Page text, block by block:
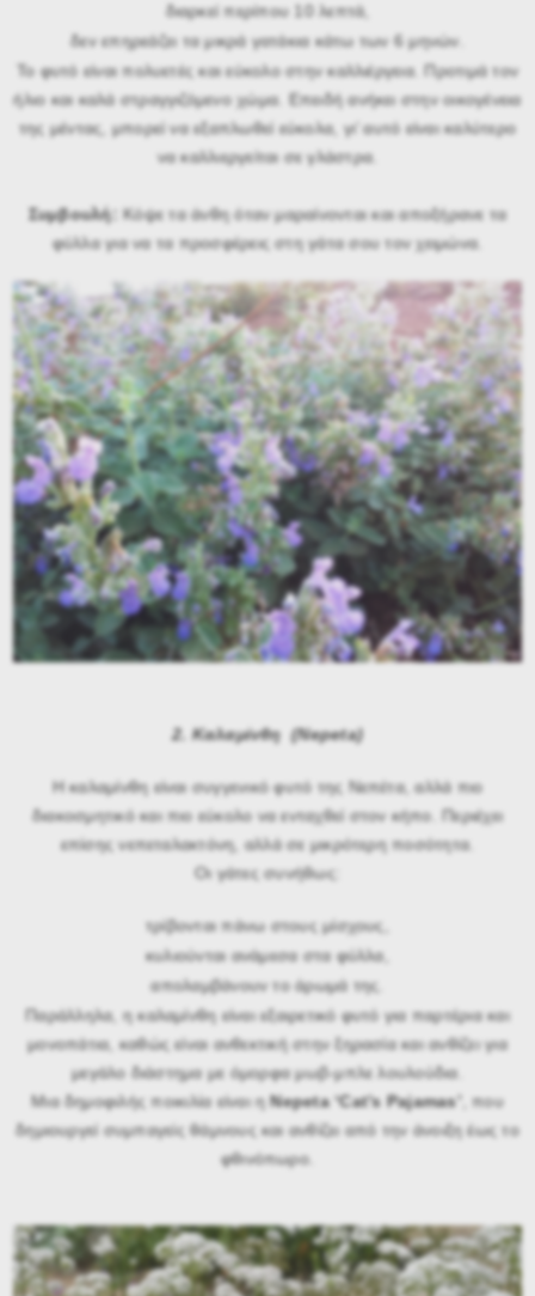
διαρκεί περίπου 10 λεπτά,
δεν επηρεάζει τα μικρά γατάκια κάτω των 6 μηνών.
Το φυτό είναι πολυετές και εύκολο στην καλλιέργεια. Προτιμά τον
ήλιο και καλά στραγγιζόμενο χώμα. Επειδή ανήκει στην οικογένεια
της μέντας, μπορεί να εξαπλωθεί εύκολα, γι’ αυτό είναι καλύτερο
να καλλιεργείται σε γλάστρα.
Συμβουλή: Κόψε τα άνθη όταν μαραίνονται και αποξήρανε τα
φύλλα για να τα προσφέρεις στη γάτα σου τον χειμώνα.
2. Καλαμίνθη (Nepeta)
Η καλαμίνθη είναι συγγενικό φυτό της Νεπέτα, αλλά πιο
διακοσμητικό και πιο εύκολο να ενταχθεί στον κήπο. Περιέχει
επίσης νεπεταλακτόνη, αλλά σε μικρότερη ποσότητα.
Οι γάτες συνήθως:
τρίβονται πάνω στους μίσχους,
κυλιούνται ανάμεσα στα φύλλα,
απολαμβάνουν το άρωμά της.
Παράλληλα, η καλαμίνθη είναι εξαιρετικό φυτό για παρτέρια και
μονοπάτια, καθώς είναι ανθεκτική στην ξηρασία και ανθίζει για
μεγάλο διάστημα με όμορφα μωβ-μπλε λουλούδια.
Μια δημοφιλής ποικιλία είναι ηNepeta ‘Cat’s Pajamas’
, που
δημιουργεί συμπαγείς θάμνους και ανθίζει από την άνοιξη έως το
φθινόπωρο.